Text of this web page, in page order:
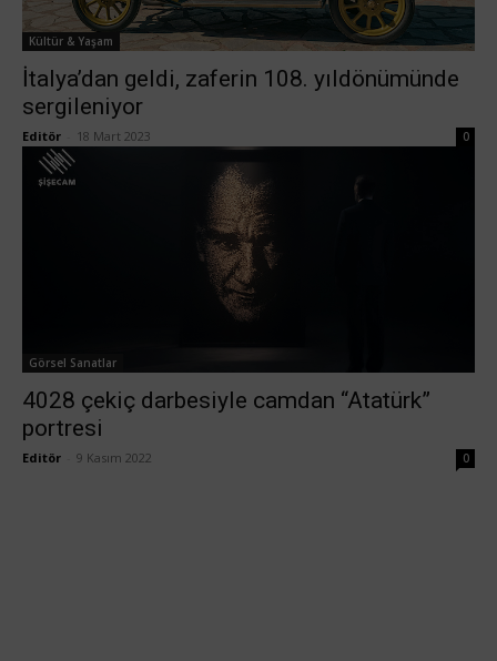
Kültür & Yaşam
İtalya’dan geldi, zaferin 108. yıldönümünde
sergileniyor
Editör 18 Mart 2023 0
Görsel Sanatlar
4028 çekiç darbesiyle camdan “Atatürk”
portresi
Editör 9 Kasım 2022 0